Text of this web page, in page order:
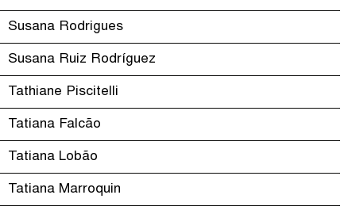
Susana Rodrigues
Susana Ruiz Rodríguez
Tathiane Piscitelli
Tatiana Falcão
Tatiana Lobão
Tatiana Marroquin